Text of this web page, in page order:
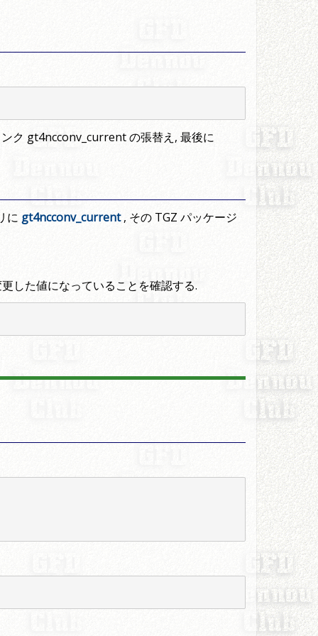
ク gt4ncconv_current の張替え, 最後に
に gt4ncconv_current, その TGZ パッケージ
した値になっていることを確認する.